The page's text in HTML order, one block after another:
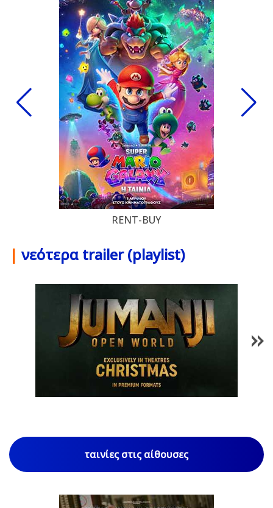
RENT-BUY
| νεότερα trailer (playlist)
1/85
ταινίες στις αίθουσες